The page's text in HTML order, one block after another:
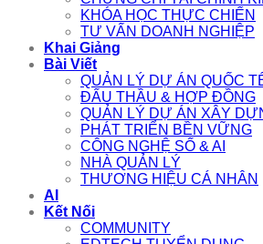
KHÓA HỌC THỰC CHIẾN
TƯ VẤN DOANH NGHIỆP
Khai Giảng
Bài Viết
QUẢN LÝ DỰ ÁN QUỐC
ĐẤU THẦU & HỢP ĐỒNG
QUẢN LÝ DỰ ÁN XÂY
PHÁT TRIỂN BỀN VỮNG
CÔNG NGHỆ SỐ & AI
NHÀ QUẢN LÝ
THƯƠNG HIỆU CÁ NHÂN
AI
Kết Nối
COMMUNITY